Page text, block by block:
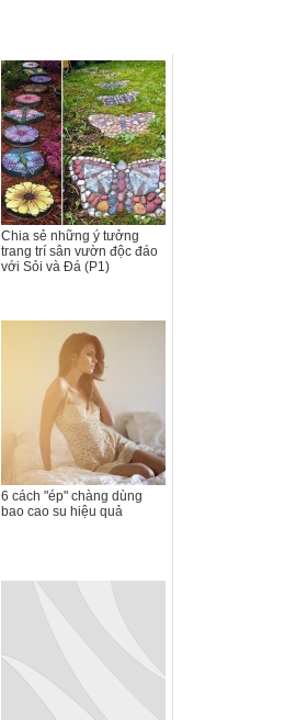
Chia sẻ những ý tưởng
trang trí sân vườn độc đáo
với Sỏi và Đá (P1)
6 cách "ép" chàng dùng
bao cao su hiệu quả